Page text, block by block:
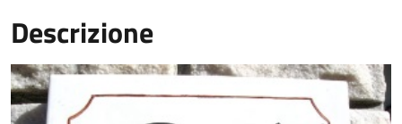
Descrizione